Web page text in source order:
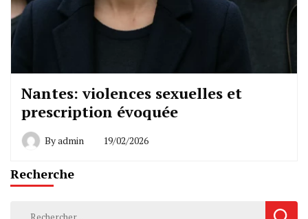
Nantes: violences sexuelles et
prescription évoquée
Byadmin 19/02/2026
Recherche
Rechercher :